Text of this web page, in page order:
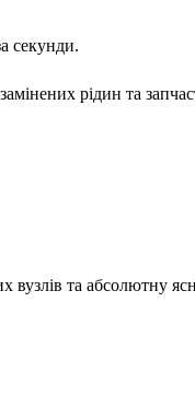
секунди.
рідин та
та абсолютну